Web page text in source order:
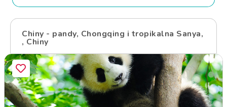
Chiny - pandy, Chongqing i tropikalna Sanya,
, Chiny